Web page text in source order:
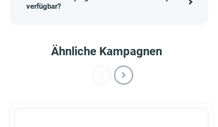
verfügbar?
Ähnliche Kampagnen